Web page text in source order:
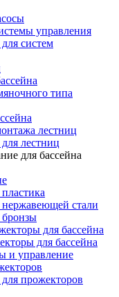
управления
систем
типа
лестниц
лестниц
для бассейна
стали
для бассейна
для бассейна
и управление
прожекторов